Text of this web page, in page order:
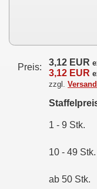
Preis: 3,12 EUR
3,12 EUR
zzgl.
1 - 9 Stk.
10 - 49 Stk.
ab 50 Stk.